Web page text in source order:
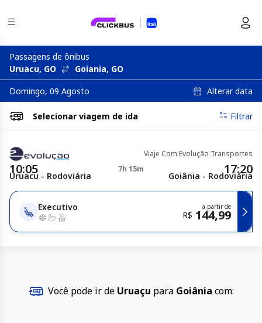
Passagens de ônibus
Uruacu, GO
Goiania, GO
Domingo, 09 Agosto
Alterar data
Selecionar viagem de ida Filtrar
Viaje Com Evolução Transportes
10:05 7h 15m 17:20
Uruacu - Rodoviária Goiânia - Rodoviária
Executivo a partir de
R$ 144,99
Você pode ir de Uruaçu para Goiânia com: